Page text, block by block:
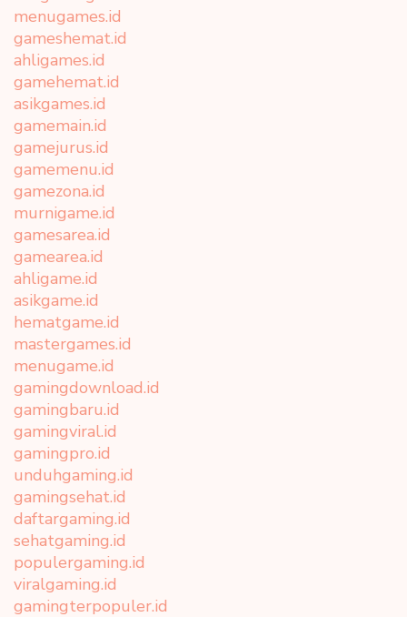
menugames.id
gameshemat.id
ahligames.id
gamehemat.id
asikgames.id
gamemain.id
gamejurus.id
gamemenu.id
gamezona.id
murnigame.id
gamesarea.id
gamearea.id
ahligame.id
asikgame.id
hematgame.id
mastergames.id
menugame.id
gamingdownload.id
gamingbaru.id
gamingviral.id
gamingpro.id
unduhgaming.id
gamingsehat.id
daftargaming.id
sehatgaming.id
populergaming.id
viralgaming.id
gamingterpopuler.id